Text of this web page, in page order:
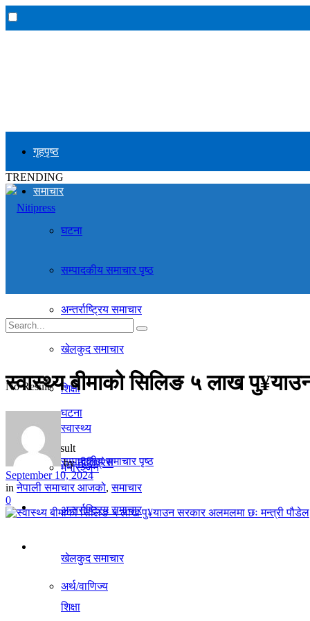
गृहपृष्ठ
समाचार
घटना
सम्पादकीय समाचार पृष्ठ
अन्तर्राष्ट्रिय समाचार
खेलकुद समाचार
शिक्षा
स्वास्थ्य
मनाेरञ्जन
राजनीति
अर्थ/वाणिज्य
TRENDING
गृहपृष्ठ
घटना
सम्पादकीय समाचार पृष्ठ
अन्तर्राष्ट्रिय समाचार
खेलकुद समाचार
शिक्षा
No Result
View All Result
स्वास्थ्य बीमाको सिलिङ ५ लाख
by नीतिप्रेस
September 10, 2024
in नेपाली समाचार आजको,समाचार
0